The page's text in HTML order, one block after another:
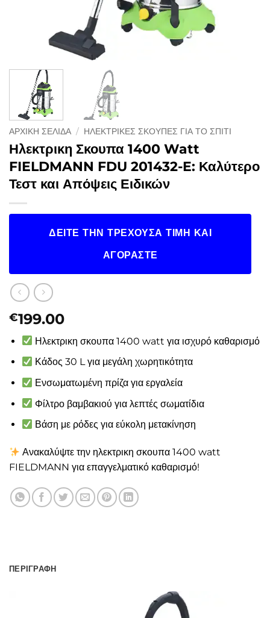
ΑΡΧΙΚΉ ΣΕΛΊΔΑ / ΗΛΕΚΤΡΙΚΈΣ ΣΚΟΎΠΕΣ ΓΙΑ ΤΟ ΣΠΊΤΙ
Ηλεκτρικη Σκουπα 1400 Watt
FIELDMANN FDU 201432-E: Καλύτερο
Τεστ και Απόψεις Ειδικών
ΔΕΊΤΕ ΤΗΝ ΤΡΈΧΟΥΣΑ ΤΙΜΉ ΚΑΙ
ΑΓΟΡΆΣΤΕ
€199.00
Ηλεκτρικη σκουπα 1400 watt για ισχυρό καθαρισμό
Κάδος 30 L για μεγάλη χωρητικότητα
Ενσωματωμένη πρίζα για εργαλεία
Φίλτρο βαμβακιού για λεπτές σωματίδια
Βάση με ρόδες για εύκολη μετακίνηση
Ανακαλύψτε την ηλεκτρικη σκουπα 1400 watt
FIELDMANN για επαγγελματικό καθαρισμό!
ΠΕΡΙΓΡΑΦΉ